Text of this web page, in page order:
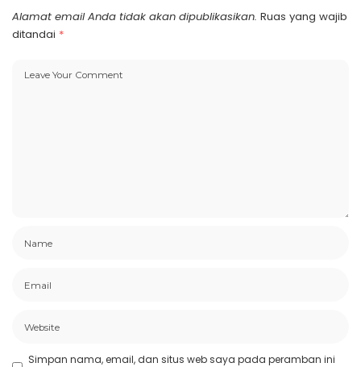
Alamat email Anda tidak akan dipublikasikan. Ruas yang wajib
ditandai *
Simpan nama, email, dan situs web saya pada peramban ini